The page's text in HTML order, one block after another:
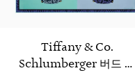
Tiffany & Co.
Schlumberger 버드 온